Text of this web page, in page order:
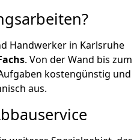
Handwerker in Karlsruhe
. Von der Wand bis zum
kostengünstig und
aus.